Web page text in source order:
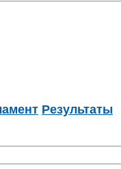
Результаты